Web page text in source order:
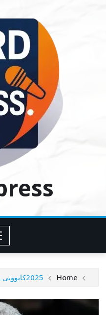
Home
2025کانوونی